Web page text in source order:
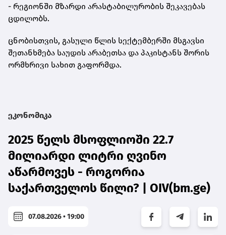
- რეგიონში მზარდი არასტაბილურობის შეკავებას
ცდილობს.
ცნობისთვის, გასული წლის სექტემბერში მსგავსი
შეთანხმება საუდის არაბეთსა და პაკისტანს შორის
ორმხრივი სახით გაფორმდა.
ეკონომიკა
2025 წელს მსოფლიოში 22.7
მილიარდი ლიტრი ღვინო
აწარმოვეს - როგორია
საქართველოს წილი? | OIV(bm.ge)
07.08.2026 • 19:00